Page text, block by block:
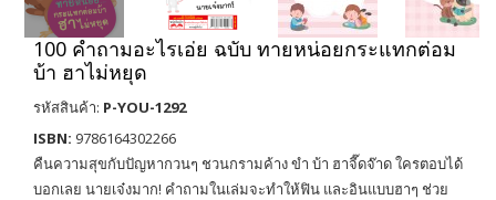
100 คำถามอะไรเอ่ย ฉบับ ทายหน่อยกระแทกต่อม
บ้า ฮาไม่หยุด
รหัสสินค้า: P-YOU-1292
ISBN: 9786164302266
คืนความสุขกับปัญหากวนๆ ชวนกรามค้าง ขำ บ้า ฮาจี๊ดจ๊าด ใครตอบได้
บอกเลย นายเจ๋งมาก! คำถามในเล่มจะทำให้ฟิน และอินแบบฮาๆ ช่วย